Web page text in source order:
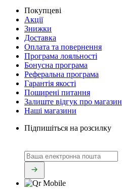
Покупцеві
Акції
Знижки
Доставка
Оплата та повернення
Програма лояльності
Бонусна програма
Реферальна програма
Гарантія якості
Поширені питання
Залиште відгук про магазин
Наші магазини
Підпишіться на розсилку